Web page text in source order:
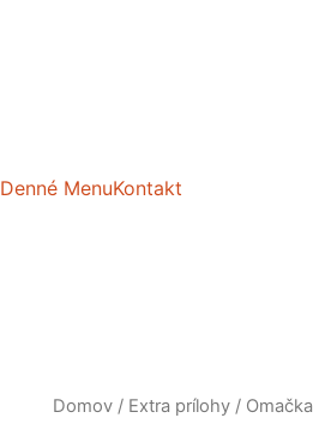
Denné MenuKontakt
Domov / Extra prílohy / Omačka
množstvo